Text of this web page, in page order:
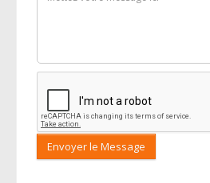
Envoyer le Message